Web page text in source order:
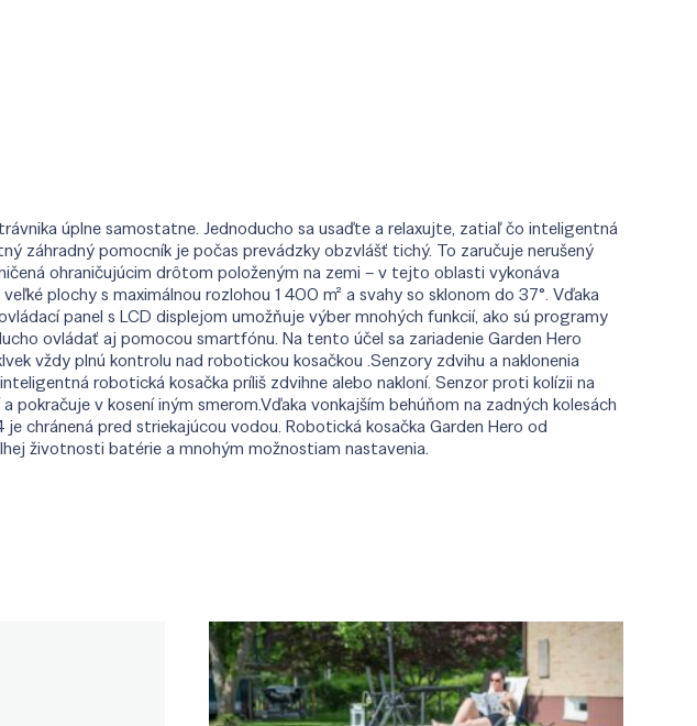
úplne samostatne. Jednoducho sa usaďte a relaxujte, zatiaľ čo inteligentná
záhradný pomocník je počas prevádzky obzvlášť tichý. To zaručuje nerušený
ohraničujúcim drôtom položeným na zemi – v tejto oblasti vykonáva
plochy s maximálnou rozlohou 1 400 m² a svahy so sklonom do 37°. Vďaka
panel s LCD displejom umožňuje výber mnohých funkcií, ako sú programy
ovládať aj pomocou smartfónu. Na tento účel sa zariadenie Garden Hero
vždy plnú kontrolu nad robotickou kosačkou .Senzory zdvihu a naklonenia
robotická kosačka príliš zdvihne alebo nakloní. Senzor proti kolízii na
v kosení iným smerom.Vďaka vonkajším behúňom na zadných kolesách
chránená pred striekajúcou vodou. Robotická kosačka Garden Hero od
životnosti batérie a mnohým možnostiam nastavenia.